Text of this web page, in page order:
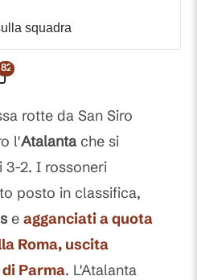
squadra
82
rotte da San Siro
l'Atalanta che si
2. I rossoneri
posto in classifica,
e agganciati a quota
Roma, uscita
Parma. L'Atalanta